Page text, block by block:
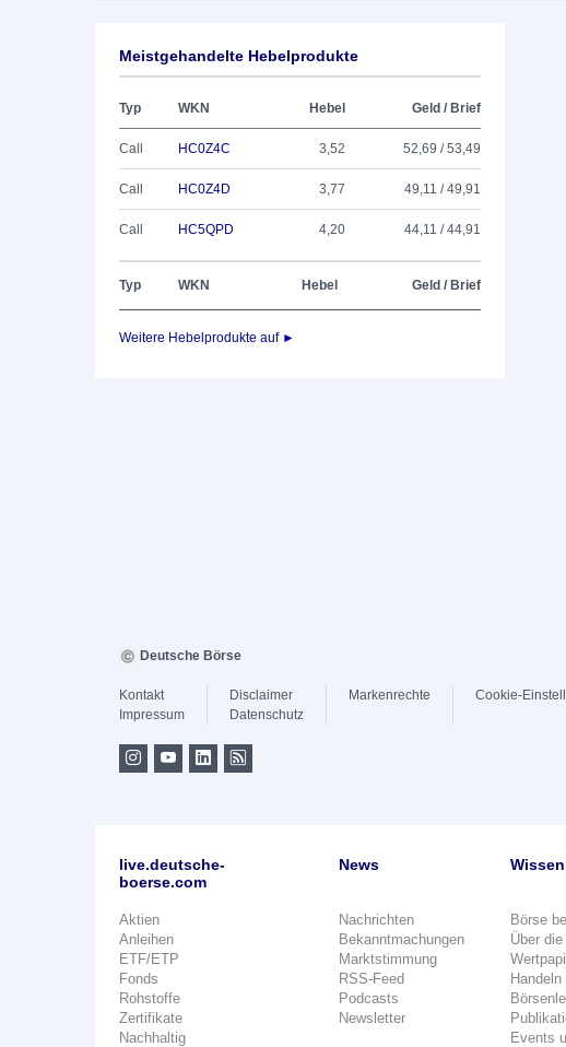
Meistgehandelte Hebelprodukte
Typ WKN Hebel Geld / Brief
Call HC0Z4C 3,52 52,69 / 53,49
Call HC0Z4D 3,77 49,11 / 49,91
Call HC5QPD 4,20 44,11 / 44,91
Typ WKN Hebel Geld / Brief
Weitere Hebelprodukte auf ►
Deutsche Börse
Kontakt
Impressum
Disclaimer
Datenschutz
Markenrechte Cookie-
live.deutsche-
boerse.com
Aktien
Anleihen
ETF/ETP
Fonds
Rohstoffe
Zertifikate
Nachhaltig
News
Nachrichten
Bekanntmachungen
Marktstimmung
RSS-Feed
Podcasts
Newsletter
Wissen
Börse
Über
Handeln
Events